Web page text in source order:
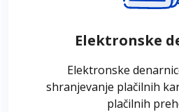
Elektronske
Elektronske
shranjevanje plačilnih
plačilnih
trgovino, ki omogoča